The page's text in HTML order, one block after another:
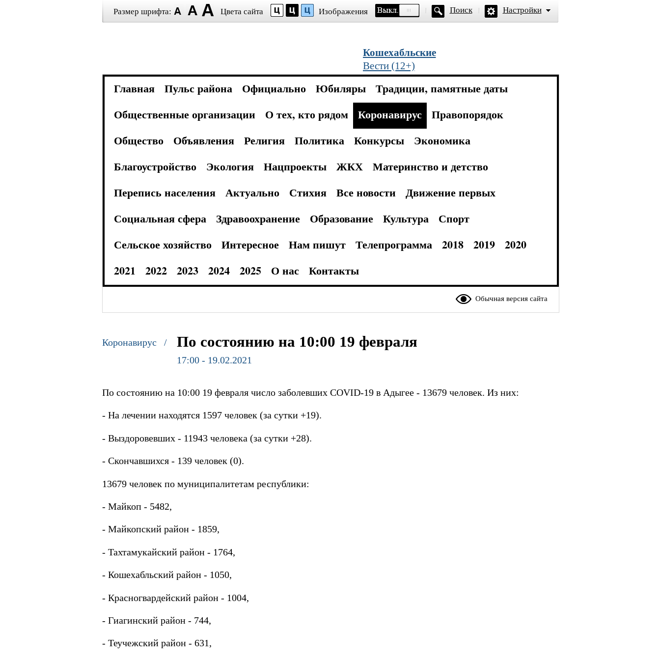
Размер шрифта: Цвета сайта Изображения Поиск Настройки
Кошехабльские
Вести (12+)
Главная Пульс района Официально Юбиляры
Традиции, памятные даты
Общественные организации
О тех, кто рядом Коронавирус
Правопорядок
Общество
Объявления Религия Политика Конкурсы
Экономика
Благоустройство
Экология Нацпроекты ЖКХ
Материнство и детство
Перепись населения
Актуально Стихия Все новости
Движение первых
Социальная сфера
Здравоохранение Образование Культура
Спорт
Сельское хозяйство
Интересное Нам пишут Телепрограмма 2018 2019
2020
2021
2022 2023 2024 2025 О нас Контакты
Обычная версия сайта
Коронавирус / По состоянию на 10:00 19 февраля
17:00 - 19.02.2021
По состоянию на 10:00 19 февраля число заболевших COVID-19 в Адыгее - 13679 человек. Из них:
- На лечении находятся 1597 человек (за сутки +19).
- Выздоровевших - 11943 человека (за сутки +28).
- Скончавшихся - 139 человек (0).
13679 человек по муниципалитетам республики:
- Майкоп - 5482,
- Майкопский район - 1859,
- Тахтамукайский район - 1764,
- Кошехабльский район - 1050,
- Красногвардейский район - 1004,
- Гиагинский район - 744,
- Теучежский район - 631,